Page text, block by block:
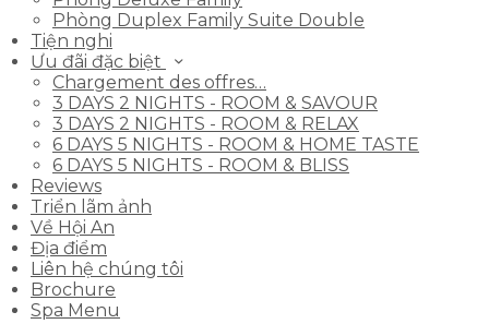
Phòng Duplex Family Suite Double
Tiện nghi
Ưu đãi đặc biệt
Chargement des offres…
3 DAYS 2 NIGHTS - ROOM & SAVOUR
3 DAYS 2 NIGHTS - ROOM & RELAX
6 DAYS 5 NIGHTS - ROOM & HOME TASTE
6 DAYS 5 NIGHTS - ROOM & BLISS
Reviews
Triển lãm ảnh
Về Hội An
Địa điểm
Liên hệ chúng tôi
Brochure
Spa Menu